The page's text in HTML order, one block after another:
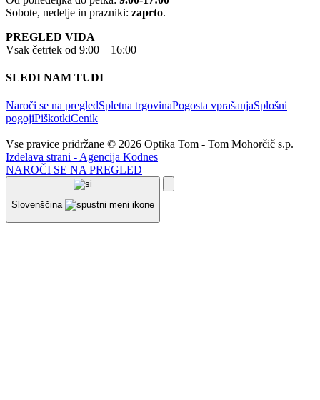
Sobote, nedelje in prazniki: zaprto.
PREGLED VIDA
Vsak četrtek od 9:00 – 16:00
SLEDI NAM TUDI
Naroči se na pregledSpletna trgovinaPogosta vprašanjaSplošni
pogojiPiškotkiCenik
Vse pravice pridržane © 2026 Optika Tom - Tom Mohorčič s.p.
Izdelava strani - Agencija Kodnes
NAROČI SE NA PREGLED
Slovenščina